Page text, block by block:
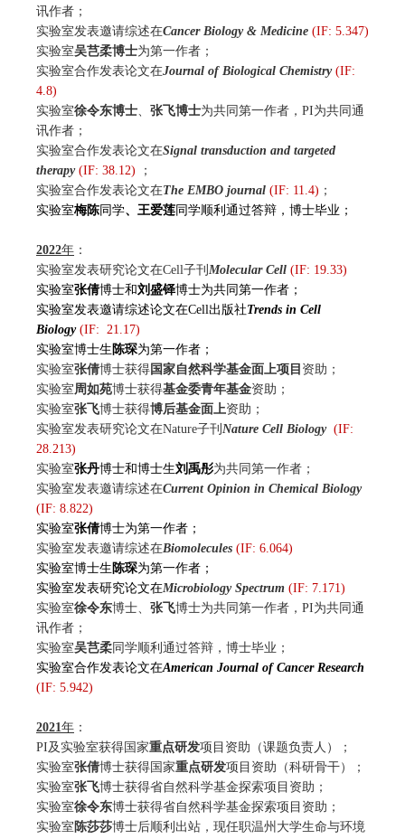
讯作者；
实验室发表邀请综述在Cancer Biology & Medicine (IF: 5.347)
实验室吴芑柔博士为第一作者；
实验室合作发表论文在Journal of Biological Chemistry(IF:
4.8)
实验室徐令东博士、 张飞博士为共同第一作者，PI为共同通
讯作者；
实验室合作发表论文在Signal transduction and targeted
therapy(IF: 38.12) ；
实验室合作发表论文在The EMBO journal (IF: 11.4) ；
实验室梅陈 同学、王爱莲 同学顺利通过答辩，博士毕业；
2022年 ：
实验室发表研究论文在Cell子刊 Molecular Cell (IF: 19.33)
实验室张倩博士和刘盛铎博士为共同第一作者；
实验室发表邀请综述论文在Cell出版社Trends in Cell
Biology(IF: 21.17)
实验室博士生 陈琛为第一作者；
实验室张倩博士获得国家自然科学基金面上项目 资助；
实验室周如苑博士获得基金委青年基金资助；
实验室张飞博士获得博后基金面上资助；
实验室发表研究论文在Nature子刊 Nature Cell Biology (IF:
28.213)
实验室张丹博士和博士生刘禹彤为共同第一作者；
实验室发表邀请综述在Current Opinion in Chemical Biology
(IF: 8.822)
实验室张倩博士为第一作者；
实验室发表邀请综述在Biomolecules (IF: 6.064)
实验室博士生 陈琛为第一作者；
实验室发表研究论文在Microbiology Spectrum (IF: 7.171)
实验室徐令东博士、 张飞博士为共同第一作者，PI为共同通
讯作者；
实验室吴芑柔 同学顺利通过答辩，博士毕业；
实验室合作发表论文在American Journal of Cancer Research
(IF: 5.942)
2021年 ：
PI及实验室获得国家重点研发项目资助（课题负责人）；
实验室张倩博士获得国家重点研发项目资助（科研骨干）；
实验室张飞博士获得省自然科学基金探索项目资助；
实验室徐令东博士获得省自然科学基金探索项目资助；
实验室 陈莎莎博士后顺利出站，现任职温州大学生命与环境